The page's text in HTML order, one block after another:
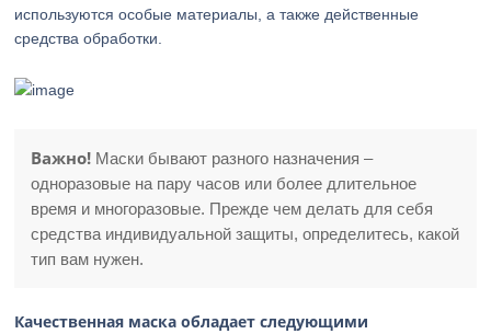
используются особые материалы, а также действенные
средства обработки.
Важно! Маски бывают разного назначения –
одноразовые на пару часов или более длительное
время и многоразовые. Прежде чем делать для себя
средства индивидуальной защиты, определитесь, какой
тип вам нужен.
Качественная маска обладает следующими